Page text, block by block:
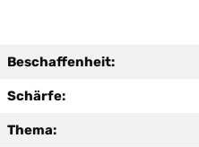
Beschaffenheit:
Schärfe:
Thema: